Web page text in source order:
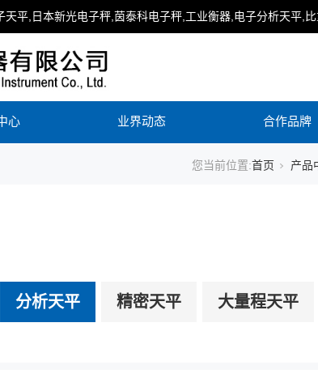
平,日本新光电子秤,茵泰科电子秤,工业衡器,电子分析天平,比
心 业界动态 合作品牌
您当前位置:首页 产品
分析天平 精密天平 大量程天平